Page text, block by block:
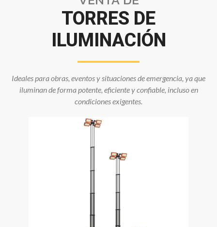
TORRES DE
ILUMINACIÓN
Ideales para obras, eventos y situaciones de emergencia, ya que
iluminan de forma potente, eficiente y confiable, incluso en
condiciones exigentes.